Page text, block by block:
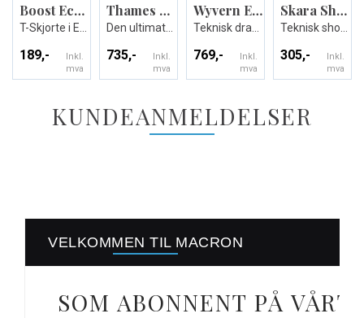
Boost Eco T-shirt
189,-
Inkl.
mva
Thames Hero Pant
Den ultimate treningsbuksen - Unisex
735,-
Inkl.
mva
Wyvern Eco Match Day Shirt
769,-
Inkl.
mva
Skara Short
305,-
Inkl.
mva
KUNDEANMELDELSER
VELKOMMEN TIL MACRON
SOM ABONNENT PÅ VÅRT